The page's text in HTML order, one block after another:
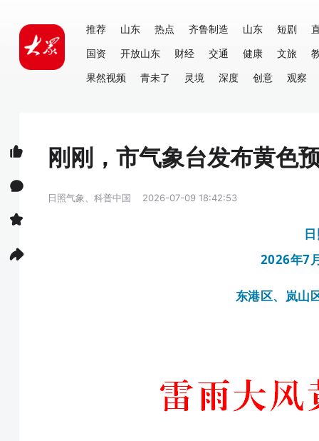
推荐 山东 热点 齐鲁制造 山东 短剧
国资
开放山东 财经 交通 健康 文旅
果然视频
青未了 灵境 深度 创意 观察
刚刚，市气象台发布黄色
日照气象、科普中国 2026-07-09 18:42:53
2026年7
东港区、岚山